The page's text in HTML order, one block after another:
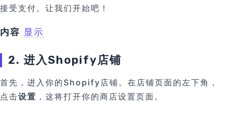
接受支付。让我们开始吧！
内容 显示
2. 进入Shopify店铺
首先，进入你的Shopify店铺。在店铺页面的左下角，
点击设置 ，这将打开你的商店设置页面。